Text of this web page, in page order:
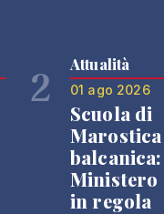
2 Attualità
01 ago 2026
Scuola di
Ministero
in regola